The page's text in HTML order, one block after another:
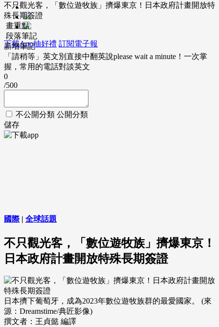
下載App抽好禮 訂閱電子報
不只觀光客，「數位遊牧族」擠爆東京！日本政府計畫開放特
殊長期簽證
畫重點
段落筆記
新增筆記
「請稍等」英文別直接中翻英說please wait a minute！一次掌
握，常用的電話對談英文
0
/500
不公開分類 公開分類
儲存
國際| 全球話題
不只觀光客，「數位遊牧族」擠爆東京！
日本政府計畫開放特殊長期簽證
日本擠下葡萄牙，成為2023年數位遊牧族群的最愛國家。 (來
源：Dreamstime/典匠影像)
撰文者：王貞懿 編譯